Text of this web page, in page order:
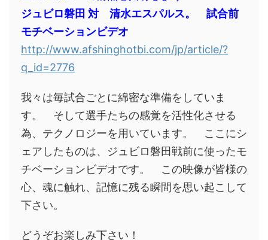
ジュビロ磐田 対 清水エスパルス。 試合前
モチベーションビデオ
http://www.afshinghotbi.com/jp/article/?
q_id=2776
我々は毎試合ごとに綿密な準備をしていま
す。 そして選手たちの感覚を活性化させる
為、テクノロジーを用いています。 ここにシ
ェアしたものは、ジュビロ磐田戦前に使ったモ
チベーションビデオです。 この映像が皆様の
心、魂に触れ、記憶に残る瞬間を思い起こして
下さい。
どうぞお楽しみ下さい！